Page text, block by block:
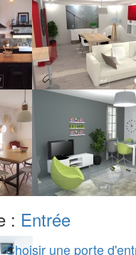
: Entrée
Choisir une porte